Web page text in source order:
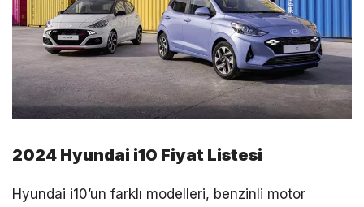
2024 Hyundai i10 Fiyat Listesi
Hyundai i10’un farklı modelleri, benzinli motor